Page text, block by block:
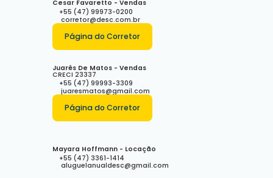
Cesar Favaretto - Vendas
+55 (47) 99973-0200
corretor@desc.com.br
Página do Corretor
Juarês De Matos - Vendas
CRECI 23337
+55 (47) 99993-3309
juaresmatos@gmail.com
Página do Corretor
Mayara Hoffmann - Locação
+55 (47) 3361-1414
aluguelanualdesc@gmail.com